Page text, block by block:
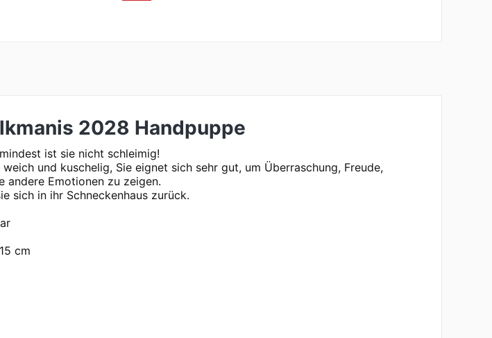
2028 Handpuppe
ist sie nicht schleimig!
und kuschelig, Sie eignet sich sehr gut, um Überraschung, Freude,
andere Emotionen zu zeigen.
sich in ihr Schneckenhaus zurück.
cm